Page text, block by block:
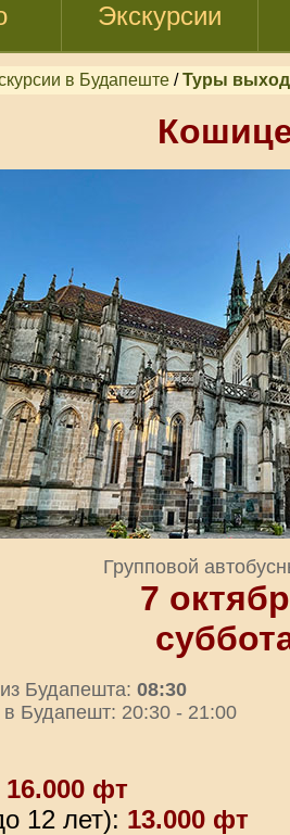
Экскурсии
в Будапеште /Туры
Групповой
7 о
Будапешта: 08:30
Будапешт: 20:30 - 21:00
16.000 фт
12 лет): 13.000 фт